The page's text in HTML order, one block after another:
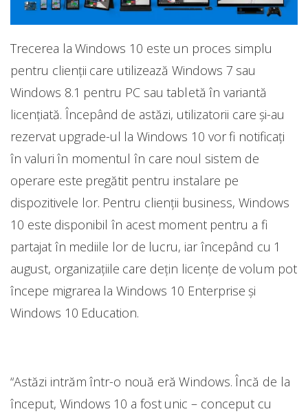
Trecerea la Windows 10 este un proces simplu
pentru clienții care utilizează Windows 7 sau
Windows 8.1 pentru PC sau tabletă în variantă
licențiată. Începând de astăzi, utilizatorii care şi-au
rezervat upgrade-ul la Windows 10 vor fi notificați
în valuri în momentul în care noul sistem de
operare este pregătit pentru instalare pe
dispozitivele lor. Pentru clienții business, Windows
10 este disponibil în acest moment pentru a fi
partajat în mediile lor de lucru, iar începând cu 1
august, organizațiile care dețin licențe de volum pot
începe migrarea la Windows 10 Enterprise şi
Windows 10 Education.
“Astăzi intrăm într-o nouă eră Windows. Încă de la
început, Windows 10 a fost unic – conceput cu